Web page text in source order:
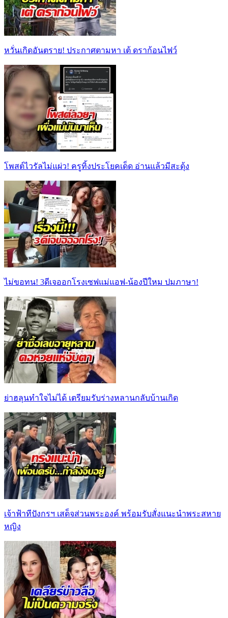
หวั่นเกิดอันตราย! ประกาศตามหา เต้ ดราก้อนไฟว์
โพสต์ไวรัลไม่แผ่ว! ครูทิ้งประโยคเด็ด อ่านแล้วมีสะดุ้ง
ไม่ขอทน! 3ดีเจออกโรงเซฟแม่แอฟ-น้องปีใหม ปมภาษา!
ย่าฮลุนทำใจไม่ได้ เตรียมรับร่างหลานกลับบ้านเกิด
เจ้าฟ้าทีปังกรฯ เสด็จส่วนพระองค์ พร้อมรับสั่งแนะนำพระสหาย
หญิง